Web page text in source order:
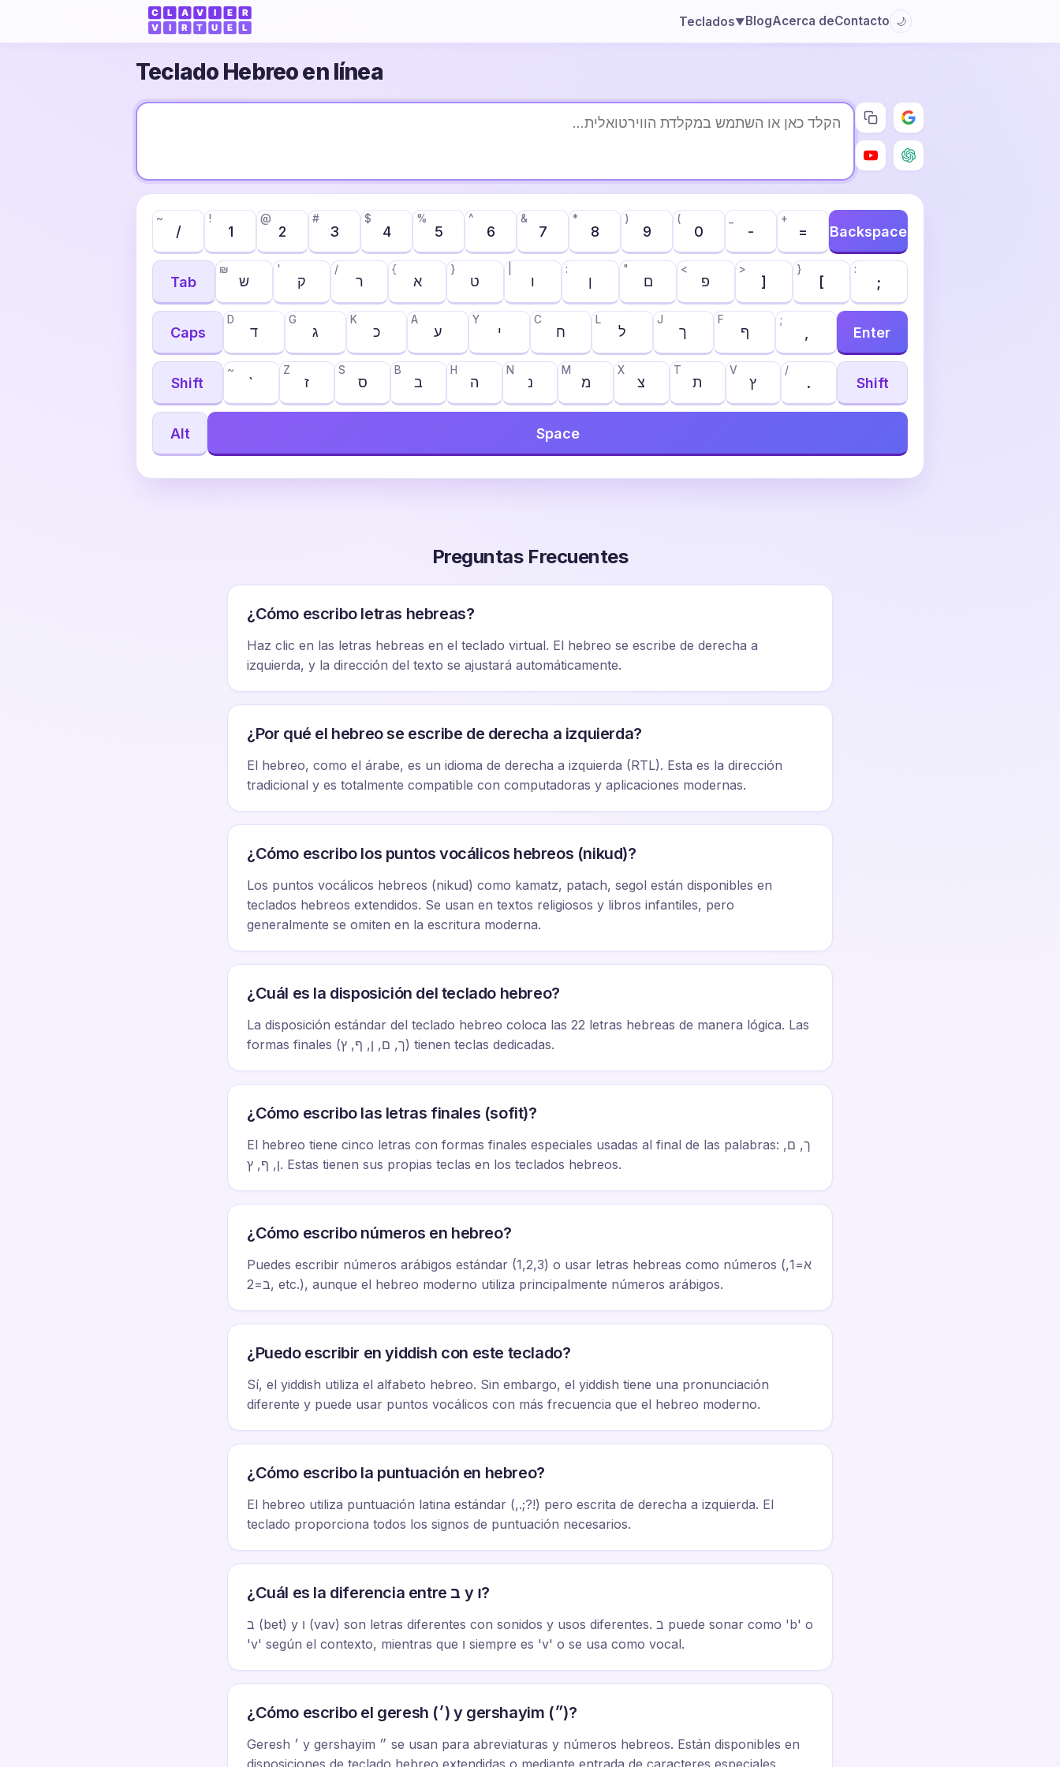
Teclados▼BlogAcerca deContacto 🌙
Teclado Hebreo en línea
/
~
1
!
2
@
3
#
4
$
5
%
6
^
7
&
8
*
9
)
0
(
- =
+
Backspace
Tab ש
₪
ק
'
ר
/
א
{
ט
}
ו ן
:
ם
"
פ
<
]
>
[
}
;
:
Caps ד
D
ג
G
כ
K
ע
A
י
Y
ח
C
ל
L
ך
J
ף
F ;
Enter
Shift `
~
ז
Z
ס
S
ב
B
ה
H
נ
N
מ
M
צ
X
ת
T
ץ
V
.
/
Shift
Alt Space
Preguntas Frecuentes
¿Cómo escribo letras hebreas?
Haz clic en las letras hebreas en el teclado virtual. El hebreo se escribe de derecha a
izquierda, y la dirección del texto se ajustará automáticamente.
¿Por qué el hebreo se escribe de derecha a izquierda?
El hebreo, como el árabe, es un idioma de derecha a izquierda (RTL). Esta es la dirección
tradicional y es totalmente compatible con computadoras y aplicaciones modernas.
¿Cómo escribo los puntos vocálicos hebreos (nikud)?
Los puntos vocálicos hebreos (nikud) como kamatz, patach, segol están disponibles en
teclados hebreos extendidos. Se usan en textos religiosos y libros infantiles, pero
generalmente se omiten en la escritura moderna.
¿Cuál es la disposición del teclado hebreo?
La disposición estándar del teclado hebreo coloca las 22 letras hebreas de manera lógica. Las
formas finales (ך, ם, ן, ף, ץ) tienen teclas dedicadas.
¿Cómo escribo las letras finales (sofit)?
El hebreo tiene cinco letras con formas finales especiales usadas al final de las palabras: ך, ם,
ן, ף, ץ. Estas tienen sus propias teclas en los teclados hebreos.
¿Cómo escribo números en hebreo?
Puedes escribir números arábigos estándar (1,2,3) o usar letras hebreas como números (א=1,
ב=2, etc.), aunque el hebreo moderno utiliza principalmente números arábigos.
¿Puedo escribir en yiddish con este teclado?
Sí, el yiddish utiliza el alfabeto hebreo. Sin embargo, el yiddish tiene una pronunciación
diferente y puede usar puntos vocálicos con más frecuencia que el hebreo moderno.
¿Cómo escribo la puntuación en hebreo?
El hebreo utiliza puntuación latina estándar (,.;?!) pero escrita de derecha a izquierda. El
teclado proporciona todos los signos de puntuación necesarios.
¿Cuál es la diferencia entre ב y ו?
ב (bet) y ו (vav) son letras diferentes con sonidos y usos diferentes. ב puede sonar como 'b' o
'v' según el contexto, mientras que ו siempre es 'v' o se usa como vocal.
¿Cómo escribo el geresh (׳) y gershayim (״)?
Geresh ׳ y gershayim ״ se usan para abreviaturas y números hebreos. Están disponibles en
disposiciones de teclado hebreo extendidas o mediante entrada de caracteres especiales.